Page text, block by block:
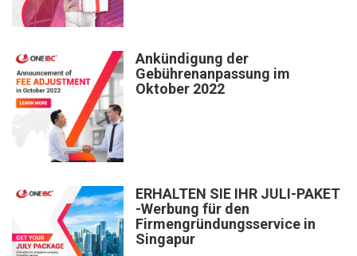
Ankündigung der
Gebührenanpassung im
Oktober 2022
ERHALTEN SIE IHR JULI-PAKET
-Werbung für den
Firmengründungsservice in
Singapur